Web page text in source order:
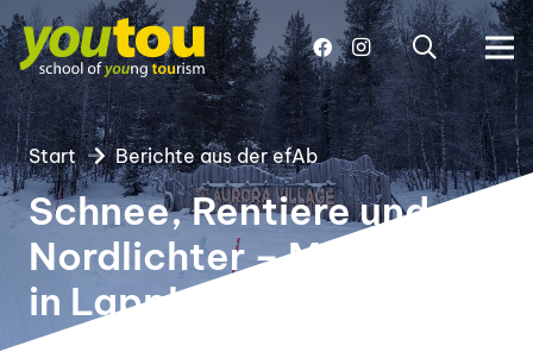
Start Berichte aus der efAb
Schnee, Rentiere und
Nordlichter – Meine Zeit
in Lappland